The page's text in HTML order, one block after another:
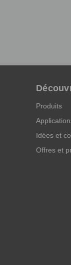
Produits
Idées et
Offres et